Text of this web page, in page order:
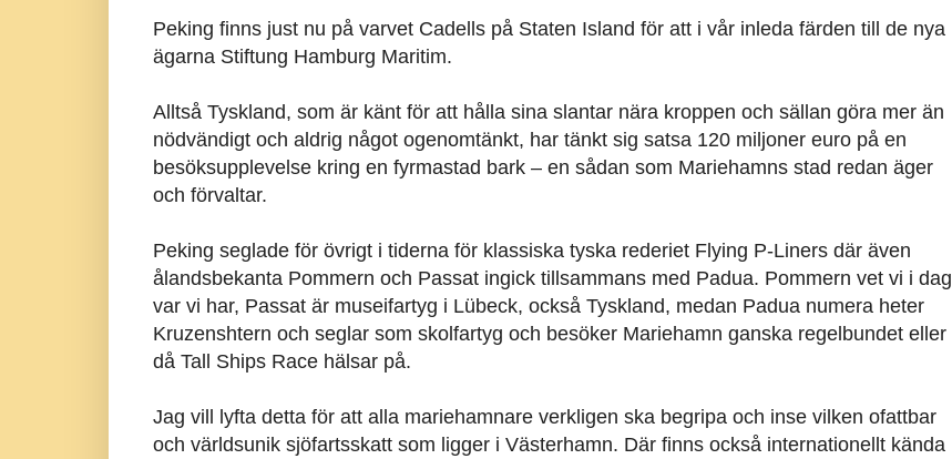
Peking finns just nu på varvet Cadells på Staten Island för att i vår inleda färden till de nya
ägarna Stiftung Hamburg Maritim.
Alltså Tyskland, som är känt för att hålla sina slantar nära kroppen och sällan göra mer än
nödvändigt och aldrig något ogenomtänkt, har tänkt sig satsa 120 miljoner euro på en
besöksupplevelse kring en fyrmastad bark – en sådan som Mariehamns stad redan äger
och förvaltar.
Peking seglade för övrigt i tiderna för klassiska tyska rederiet Flying P-Liners där även
ålandsbekanta Pommern och Passat ingick tillsammans med Padua. Pommern vet vi i dag
var vi har, Passat är museifartyg i Lübeck, också Tyskland, medan Padua numera heter
Kruzenshtern och seglar som skolfartyg och besöker Mariehamn ganska regelbundet eller
då Tall Ships Race hälsar på.
Jag vill lyfta detta för att alla mariehamnare verkligen ska begripa och inse vilken ofattbar
och världsunik sjöfartsskatt som ligger i Västerhamn. Där finns också internationellt kända